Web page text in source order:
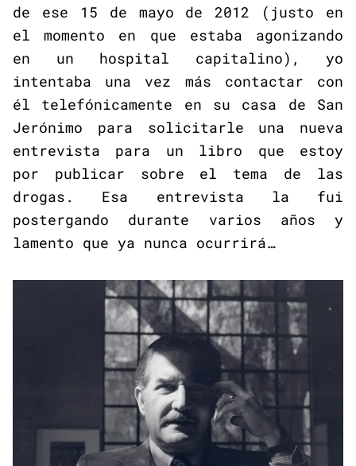
de ese 15 de mayo de 2012 (justo en
el momento en que estaba agonizando
en un hospital capitalino), yo
intentaba una vez más contactar con
él telefónicamente en su casa de San
Jerónimo para solicitarle una nueva
entrevista para un libro que estoy
por publicar sobre el tema de las
drogas. Esa entrevista la fui
postergando durante varios años y
lamento que ya nunca ocurrirá…